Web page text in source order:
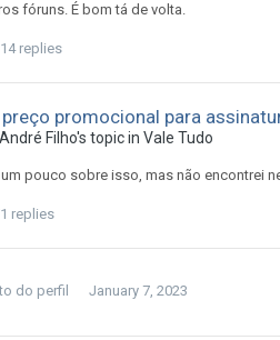
fóruns. É bom tá de volta.
replies
promocional para
André Filho's topic in Vale Tudo
pouco sobre isso, mas não encontrei
replies
do perfil January 7, 2023